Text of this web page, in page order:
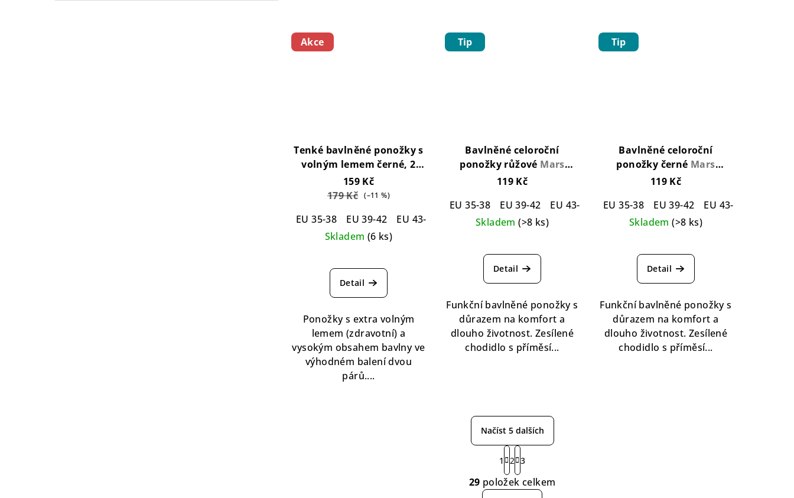
Akce
Tenké bavlněné ponožky s
volným lemem černé, 2
Loose Top Cotton
Socks Black 2-pack
159 Kč
179 Kč (–11 %)
EU 35-38 EU 39-42 EU 43-46
EU 47-50
Skladem (6 ks)
hodnocení
produktu
je
5,0
z
5
hvězdiček.
Detail
Ponožky s extra volným
lemem (zdravotní) a
vysokým obsahem bavlny ve
výhodném balení dvou
párů....
Tip
Bavlněné celoroční
ponožky růžové Mars
Cotton Socks Magenta
119 Kč
EU 35-38
EU 39-42
EU 43-46
Skladem(>8 ks)
hodnocení
produktu
je
5,0
z
5
hvězdiček.
Detail
Funkční bavlněné ponožky s
důrazem na komfort a
dlouho životnost. Zesílené
chodidlo s příměsí...
Tip
Bavlněné celoroční
ponožky černé Mars
Cotton Socks Black
119 Kč
EU 35-38
EU 39-42
EU 43-46
Skladem(>8 ks)
hodnocení
produktu
je
5,0
z
5
hvězdiček.
Detail
Funkční bavlněné ponožky s
důrazem na komfort a
dlouho životnost. Zesílené
chodidlo s příměsí...
O
v
Načíst 5 dalších
S
t
r
á
1 2 3
29 položek celkem